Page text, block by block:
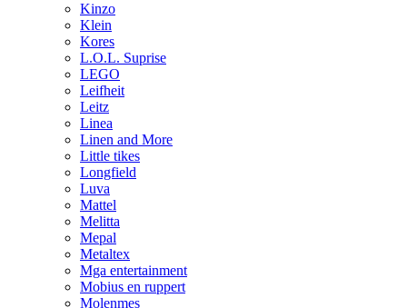
Kinzo
Klein
Kores
L.O.L. Suprise
LEGO
Leifheit
Leitz
Linea
Linen and More
Little tikes
Longfield
Luva
Mattel
Melitta
Mepal
Metaltex
Mga entertainment
Mobius en ruppert
Molenmes